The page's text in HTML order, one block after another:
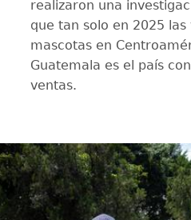
realizaron una
que tan solo en 2025
mascotas en
Guatemala es el país
ventas.